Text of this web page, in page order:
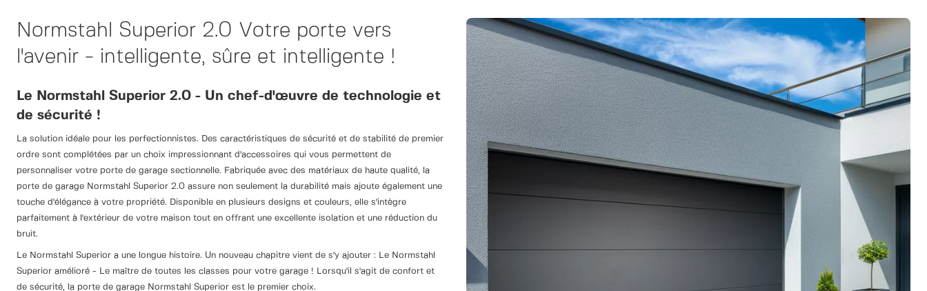
Normstahl Superior 2.0 Votre porte vers
l'avenir - intelligente, sûre et intelligente !
Le Normstahl Superior 2.0 - Un chef-d'œuvre de technologie et
de sécurité !
La solution idéale pour les perfectionnistes. Des caractéristiques de sécurité et de stabilité de premier
ordre sont complétées par un choix impressionnant d'accessoires qui vous permettent de
personnaliser votre porte de garage sectionnelle. Fabriquée avec des matériaux de haute qualité, la
porte de garage Normstahl Superior 2.0 assure non seulement la durabilité mais ajoute également une
touche d'élégance à votre propriété. Disponible en plusieurs designs et couleurs, elle s'intègre
parfaitement à l'extérieur de votre maison tout en offrant une excellente isolation et une réduction du
bruit.
Le Normstahl Superior a une longue histoire. Un nouveau chapitre vient de s'y ajouter : Le Normstahl
Superior amélioré - Le maître de toutes les classes pour votre garage ! Lorsqu'il s'agit de confort et
de sécurité, la porte de garage Normstahl Superior est le premier choix.